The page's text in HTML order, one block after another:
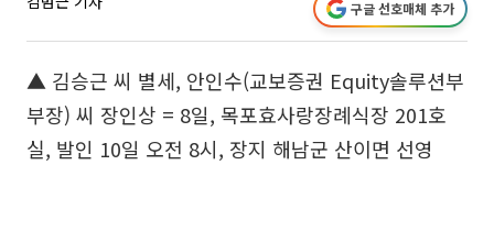
구글 선호매체 추가
▲ 김승근 씨 별세, 안인수(교보증권 Equity솔루션부
부장) 씨 장인상 = 8일, 목포효사랑장례식장 201호
실, 발인 10일 오전 8시, 장지 해남군 산이면 선영